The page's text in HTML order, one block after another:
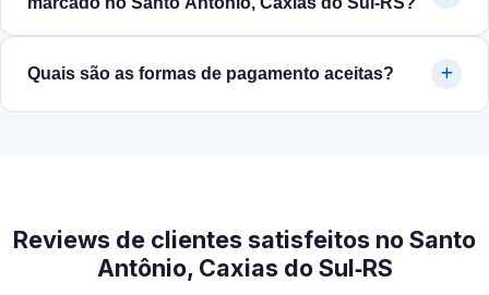
Quais são as formas de pagamento aceitas?
Reviews de clientes satisfeitos no Santo
Antônio, Caxias do Sul‑RS